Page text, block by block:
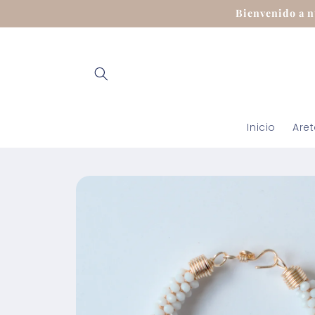
al contenido
Bienvenido a
Inicio
directamente